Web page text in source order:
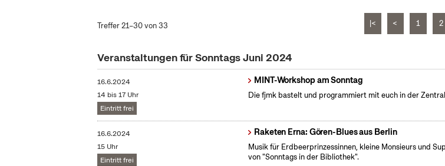
Treffer 21–30 von 33 |< < 1 2
Veranstaltungen für Sonntags Juni 2024
16.6.2024
14 bis 17 Uhr
Eintritt frei
MINT-Workshop am Sonntag
Die fjmk bastelt und programmiert mit euch in der
16.6.2024
15 Uhr
Eintritt frei
Raketen Erna: Gören-Blues aus Berlin
Musik für Erdbeerprinzessinnen, kleine Monsieurs und
von "Sonntags in der Bibliothek".